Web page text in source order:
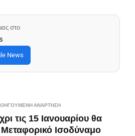
στο
News
ΑΝΆΡΤΗΣΗ
τις 15 Ιανουαρίου θα
Ισοδύναμο